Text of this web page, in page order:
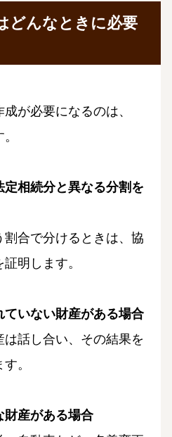
どんなときに必要
が必要になるのは、
相続分と異なる分割を
合で分けるときは、協
明します。
ていない財産がある場合
話し合い、その結果を
。
財産がある場合